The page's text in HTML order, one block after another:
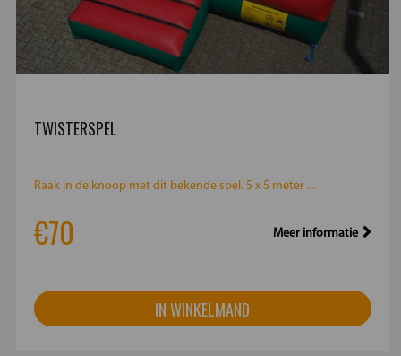
TWISTERSPEL
Raak in de knoop met dit bekende spel. 5 x 5 meter ...
€70 Meer informatie
IN WINKELMAND